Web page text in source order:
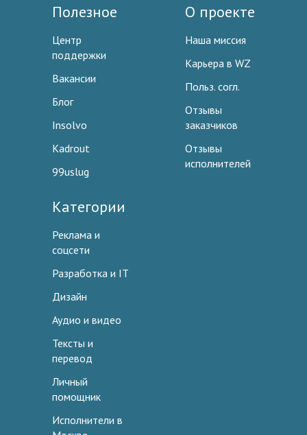
Полезное
Центр
поддержки
Вакансии
Блог
Insolvo
Kadrout
99uslug
О проекте
Наша миссия
Карьера в WZ
Польз. согл.
Отзывы
заказчиков
Отзывы
исполнителей
Категории
Реклама и
соцсети
Разработка и IT
Дизайн
Аудио и видео
Тексты и
перевод
Личный
помощник
Исполнители в